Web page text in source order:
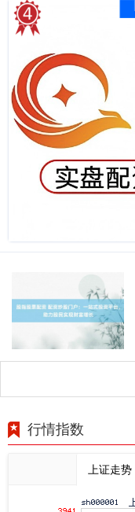
行情指数
上证走势